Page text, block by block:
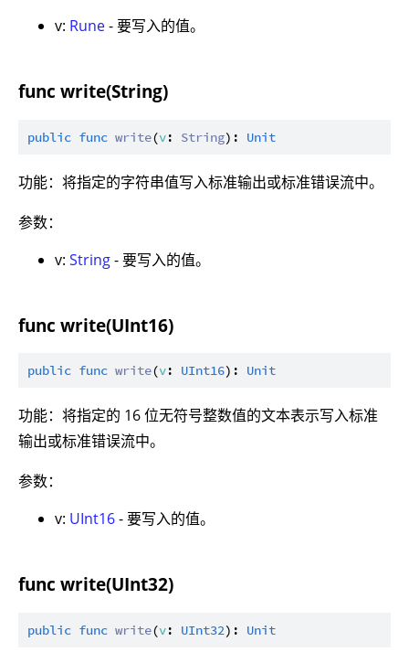
v: Rune- 要写入的值。
func write(String)
public func write(v: String): Unit
功能：将指定的字符串值写入标准输出或标准错误流中。
参数：
v: String- 要写入的值。
func write(UInt16)
public func write(v: UInt16): Unit
功能：将指定的 16 位无符号整数值的文本表示写入标准
输出或标准错误流中。
参数：
v: UInt16- 要写入的值。
func write(UInt32)
public func write(v: UInt32): Unit